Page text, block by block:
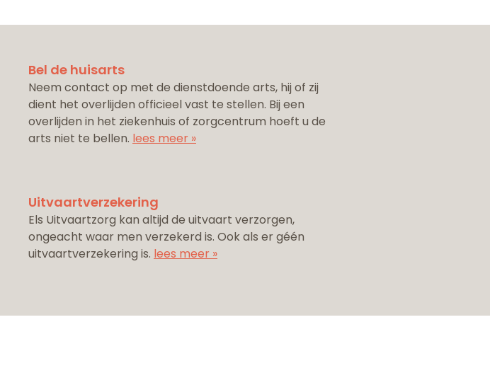
Bel de huisarts
Neem contact op met de dienstdoende arts, hij of zij
dient het overlijden officieel vast te stellen. Bij een
overlijden in het ziekenhuis of zorgcentrum hoeft u de
arts niet te bellen. lees meer »
Uitvaartverzekering
Els Uitvaartzorg kan altijd de uitvaart verzorgen,
ongeacht waar men verzekerd is. Ook als er géén
uitvaartverzekering is. lees meer »